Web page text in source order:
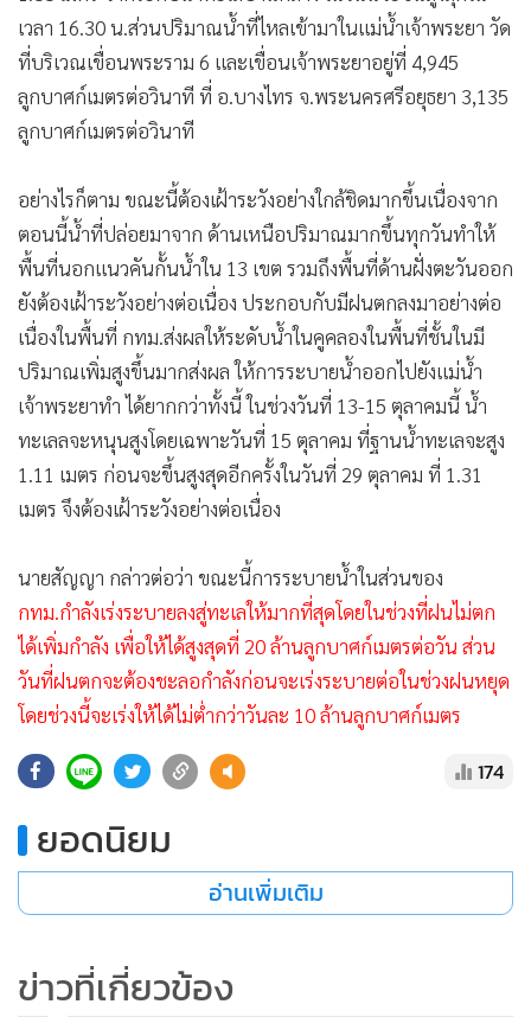
เวลา 16.30 น.ส่วนปริมาณน้ำที่ไหลเข้ามาในแม่น้ำเจ้าพระยา วัด
ที่บริเวณเขื่อนพระราม 6 และเขื่อนเจ้าพระยาอยู่ที่ 4,945
ลูกบาศก์เมตรต่อวินาที ที่ อ.บางไทร จ.พระนครศรีอยุธยา 3,135
ลูกบาศก์เมตรต่อวินาที
อย่างไรก็ตาม ขณะนี้ต้องเฝ้าระวังอย่างใกล้ชิดมากขึ้นเนื่องจาก
ตอนนี้น้ำที่ปล่อยมาจาก ด้านเหนือปริมาณมากขึ้นทุกวันทำให้
พื้นที่นอกแนวคันกั้นน้ำใน 13 เขต รวมถึงพื้นที่ด้านฝั่งตะวันออก
ยังต้องเฝ้าระวังอย่างต่อเนื่อง ประกอบกับมีฝนตกลงมาอย่างต่อ
เนื่องในพื้นที่ กทม.ส่งผลให้ระดับน้ำในคูคลองในพื้นที่ชั้นในมี
ปริมาณเพิ่มสูงขึ้นมากส่งผล ให้การระบายน้ำออกไปยังแม่น้ำ
เจ้าพระยาทำ ได้ยากกว่าทั้งนี้ ในช่วงวันที่ 13-15 ตุลาคมนี้ น้ำ
ทะเลลจะหนุนสูงโดยเฉพาะวันที่ 15 ตุลาคม ที่ฐานน้ำทะเลจะสูง
1.11 เมตร ก่อนจะขึ้นสูงสุดอีกครั้งในวันที่ 29 ตุลาคม ที่ 1.31
เมตร จึงต้องเฝ้าระวังอย่างต่อเนื่อง
นายสัญญา กล่าวต่อว่า ขณะนี้การระบายน้ำในส่วนของ
กทม.กำลังเร่งระบายลงสู่ทะเลให้มากที่สุดโดยในช่วงที่ฝนไม่ตก
ได้เพิ่มกำลัง เพื่อให้ได้สูงสุดที่ 20 ล้านลูกบาศก์เมตรต่อวัน ส่วน
วันที่ฝนตกจะต้องชะลอกำลังก่อนจะเร่งระบายต่อในช่วงฝนหยุด
โดยช่วงนี้จะเร่งให้ได้ไม่ต่ำกว่าวันละ 10 ล้านลูกบาศก์เมตร
174
ยอดนิยม
อ่านเพิ่มเติม
ข่าวที่เกี่ยวข้อง